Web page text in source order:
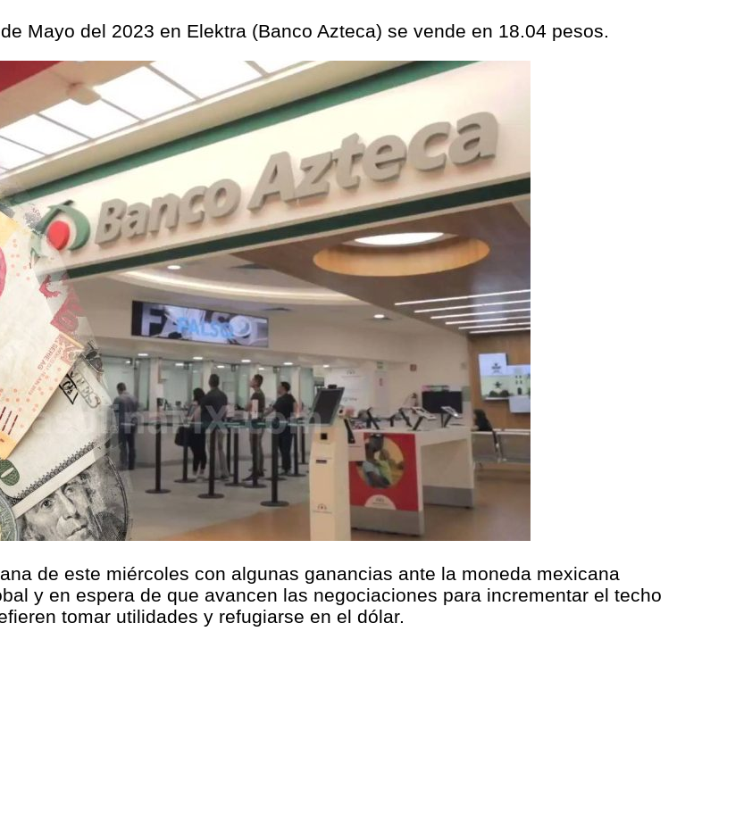
Mayo del 2023 en Elektra (Banco Azteca) se vende en 18.04 pesos.
de este miércoles con algunas ganancias ante la moneda mexicana
y en espera de que avancen las negociaciones para incrementar el techo
tomar utilidades y refugiarse en el dólar.